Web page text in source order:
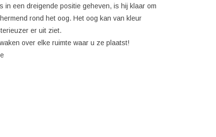
in een dreigende positie geheven, is hij klaar om
rond het oog. Het oog kan van kleur
er uit ziet.
over elke ruimte waar u ze plaatst!